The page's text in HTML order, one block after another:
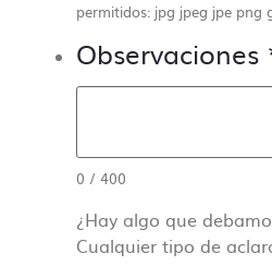
permitidos: jpg jpeg jpe png
Observaciones
0 / 400
¿Hay algo que
Cualquier tipo de